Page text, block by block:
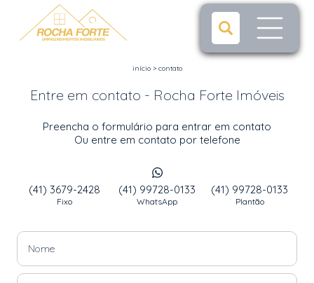
início> contato
Entre em contato - Rocha Forte Imóveis
Preencha o formulário para entrar em contato
Ou entre em contato por telefone
(41) 3679-2428
Fixo
(41) 99728-0133
WhatsApp
(41) 99728-0133
Plantão